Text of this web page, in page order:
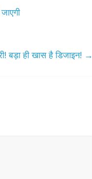
बड़ा ही खास है डिजाइन! →